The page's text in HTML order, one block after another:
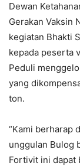
Dewan
Gerakan Vaksin
kegiatan Bhakti
kepada peserta
Peduli
yang
ton.
“Kami berharap
unggulan Bulog
Fortivit ini dapat